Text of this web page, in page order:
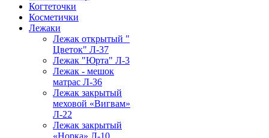
Когтеточки
Косметички
Лежаки
Лежак открытый "
Цветок" Л-37
Лежак "Юрта" Л-3
Лежак - мешок
матрас Л-36
Лежак закрытый
меховой «Вигвам»
Л-22
Лежак закрытый
«Норка» Л-10